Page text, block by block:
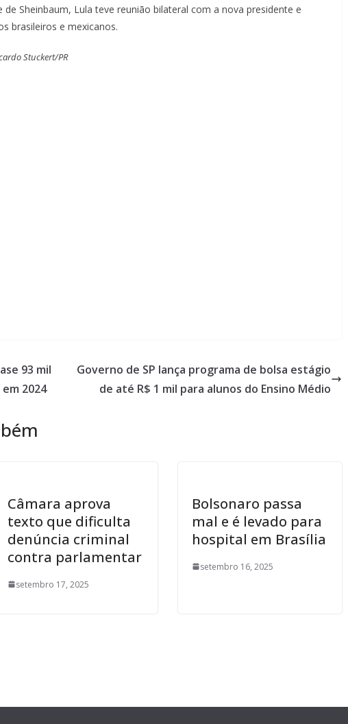
Sheinbaum, Lula teve reunião bilateral com a nova presidente e
brasileiros e mexicanos.
Stuckert/PR
93 mil
2024
Governo de SP lança programa de bolsa estágio
de até R$ 1 mil para alunos do Ensino Médio
Câmara aprova
texto que dificulta
denúncia criminal
contra parlamentar
setembro 17, 2025
Bolsonaro passa
mal e é levado para
hospital em Brasília
setembro 16, 2025